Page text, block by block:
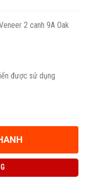
2 canh 9A Oak
được sử dụng